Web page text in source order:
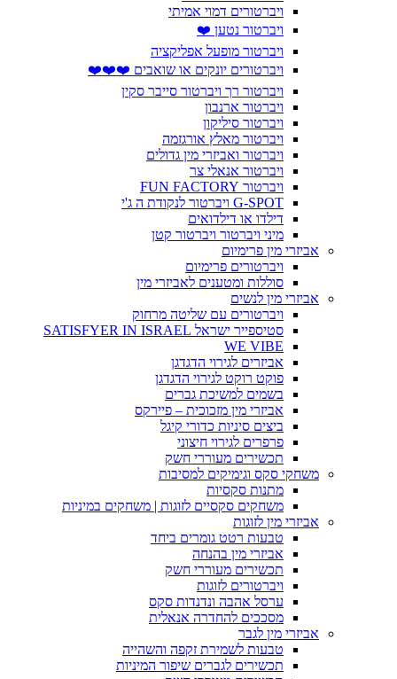
ויברטורים דמוי אמיתי
ויברטור נטען ❤️
ויברטור מופעל אפליקציה
ויברטורים יונקים או שואבים ❤️❤️❤️
ויברטור רך ויברטור סייבר סקין
ויברטור ארנבון
ויברטור סיליקון
ויברטור מאלץ אורגזמה
ויברטור ואביזרי מין גדולים
ויברטור אנאלי צר
ויברטור FUN FACTORY
G-SPOT ויברטור לנקודת ה ג'י
דילדו או דילדואים
מיני ויברטור ויברטור קטן
אביזרי מין פרימיום
ויברטורים פרימיום
סוללות ומטענים לאביזרי מין
אביזרי מין לנשים
ויברטורים עם שליטה מרחוק
סטיספייר ישראל SATISFYER IN ISRAEL
WE VIBE
אביזרים לגירוי הדגדגן
פוקט רוקט לגירוי הדגדגן
בשמים למשיכת גברים
אביזרי מין מזכוכית – פיירקס
ביצים סיניות כדורי קיגל
פרפרים לגירוי חיצוני
תכשירים מעוררי חשק
משחקי סקס וגימיקים למסיבות
מתנות סקסיות
משחקים סקסיים לזוגות | משחקים במיניות
אביזרי מין לזוגות
טבעות רטט גומרים ביחד
אביזרי מין בהנחה
תכשירים מעוררי חשק
ויברטורים לזוגות
ערסל אהבה ונדנדות סקס
מסככים להחדרה אנאלית
אביזרי מין לגבר
טבעות לשמירת זקפה והשהייה
תכשירים לגברים שיפור המיניות